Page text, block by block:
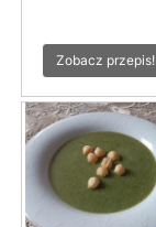
Zobacz przepis!